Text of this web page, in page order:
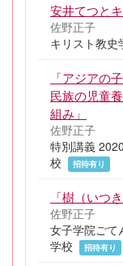
安井てつと
佐野正子
キリスト教史
「アジアの
民族の児童
組み」
佐野正子
特別講義
校
招待有り
「樹（いつ
佐野正子
女子学院ごて
学校
招待有り